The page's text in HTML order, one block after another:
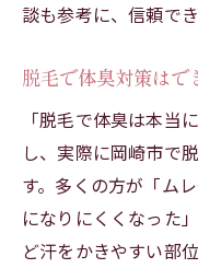
談も参考に、信頼で
脱毛で体臭対策は
「脱毛で体臭は本当
し、実際に岡崎市で
す。多くの方が「ム
になりにくくなった
ど汗をかきやすい部